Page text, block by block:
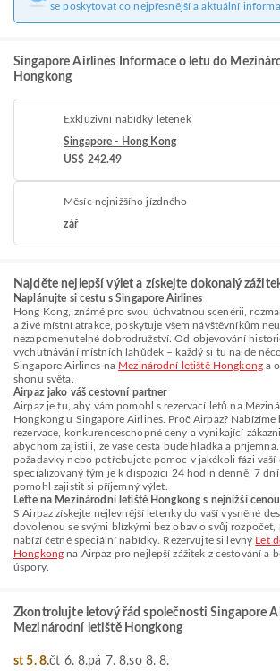
se poskytovat co nejpřesnější a aktuální
Singapore Airlines Informace o letu do
Hongkong
Exkluzivní nabídky letenek
Singapore - Hong Kong
US$ 242.49
Měsíc nejnižšího jízdného
zář
Najděte nejlepší výlet a získejte dokonalý
Naplánujte si cestu s Singapore Airlines
Hong Kong, známé pro svou úchvatnou scenérii,
a živé místní atrakce, poskytuje všem návštěvníkům
nezapomenutelné dobrodružství. Od objevování
vychutnávání místních lahůdek – každý si tu najde
Singapore Airlines na Mezinárodní letiště Hongkong a
shonu světa.
Airpaz jako váš cestovní partner
Airpaz je tu, aby vám pomohl s rezervací letů na
Hongkong u Singapore Airlines. Proč Airpaz? Nabízíme
rezervace, konkurenceschopné ceny a vynikající
abychom zajistili, že vaše cesta bude hladká a
požadavky nebo potřebujete pomoc v jakékoli fázi vaší
specializovaný tým je k dispozici 24 hodin denně, 7
pomohl zajistit si příjemný výlet.
Leťte na Mezinárodní letiště Hongkong s nejnižší cenou
S Airpaz získejte nejlevnější letenky do vaší vysněné
dovolenou se svými blízkými bez obav o svůj rozpočet,
nabízí četné speciální nabídky. Rezervujte si levný Let
Hongkong na Airpaz pro nejlepší zážitek z cestování a
úspory.
Zkontrolujte letový řád společnosti Singapore
Mezinárodní letiště Hongkong
st 5. 8.čt 6. 8.pá 7. 8.so 8. 8.